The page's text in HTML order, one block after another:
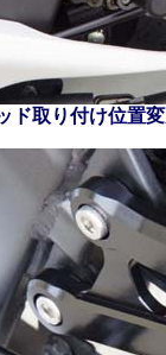
ド取り付け位置